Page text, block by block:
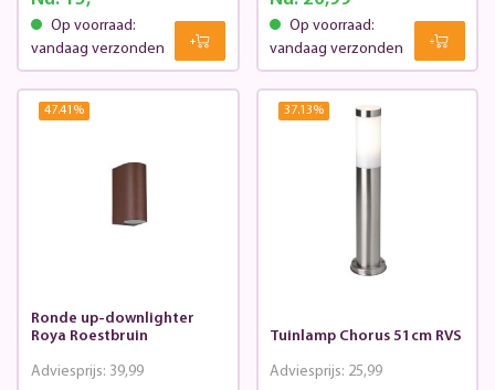
Op voorraad:
vandaag verzonden
Op voorraad:
vandaag verzonden
47.41 %
Ronde up-downlighter
Roya Roestbruin
Adviesprijs: 39,99
37.13%
Tuinlamp Chorus 51cm RVS
Adviesprijs: 25,99